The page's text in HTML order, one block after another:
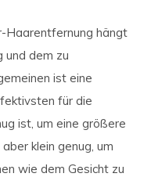
Haarentfernung hängt
und dem zu
ist eine
für die
ist, um eine größere
klein genug, um
wie dem Gesicht zu